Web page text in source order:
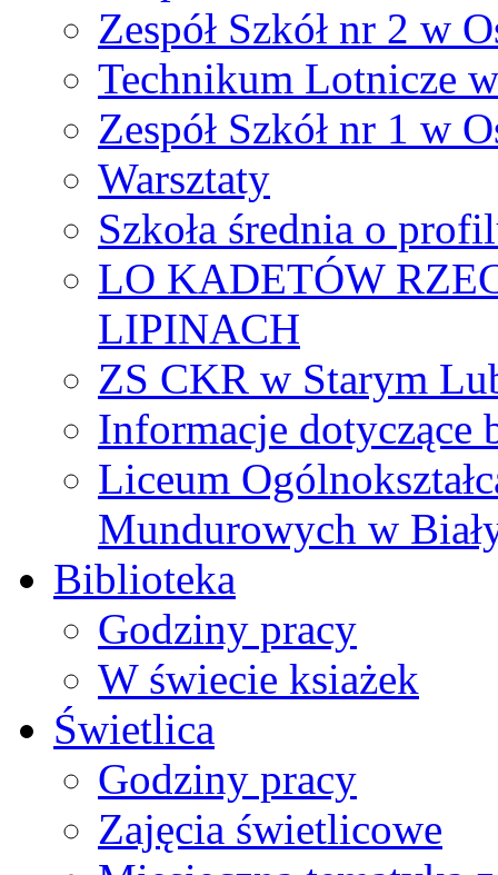
Zespół Szkół nr 2 w
Technikum Lotnicze
Zespół Szkół nr 1 w
Warsztaty
Szkoła średnia o
LO KADETÓW
LIPINACH
ZS CKR w Starym
Informacje dotyczące
Liceum
Mundurowych w
Biblioteka
Godziny pracy
W świecie ksiażek
Świetlica
Godziny pracy
Zajęcia świetlicowe